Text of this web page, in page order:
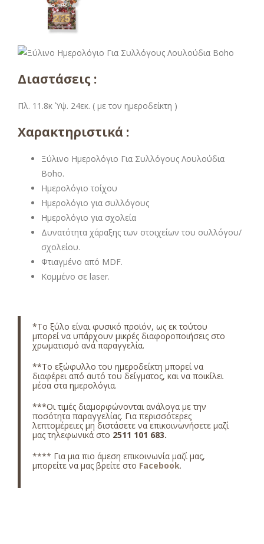
Διαστάσεις :
Πλ. 11.8κ Ύψ. 24εκ. ( με τον ημεροδείκτη )
Χαρακτηριστικά :
Ξύλινο Ημερολόγιο Για Συλλόγους Λουλούδια
Boho.
Ημερολόγιο τοίχου
Ημερολόγιο για συλλόγους
Ημερολόγιο για σχολεία
Δυνατότητα χάραξης των στοιχείων του συλλόγου/
σχολείου.
Φτιαγμένο από MDF.
Κομμένο σε laser.
*Το ξύλο είναι φυσικό προϊόν, ως εκ τούτου
μπορεί να υπάρχουν μικρές διαφοροποιήσεις στο
χρωματισμό ανά παραγγελία.
**Το εξώφυλλο του ημεροδείκτη μπορεί να
διαφέρει από αυτό του δείγματος, και να ποικίλει
μέσα στα ημερολόγια.
***Οι τιμές διαμορφώνονται ανάλογα με την
ποσότητα παραγγελίας. Για περισσότερες
λεπτομέρειες μη διστάσετε να επικοινωνήσετε μαζί
μας τηλεφωνικά στο 2511 101 683.
**** Για μια πιο άμεση επικοινωνία μαζί μας,
μπορείτε να μας βρείτε στο Facebook.